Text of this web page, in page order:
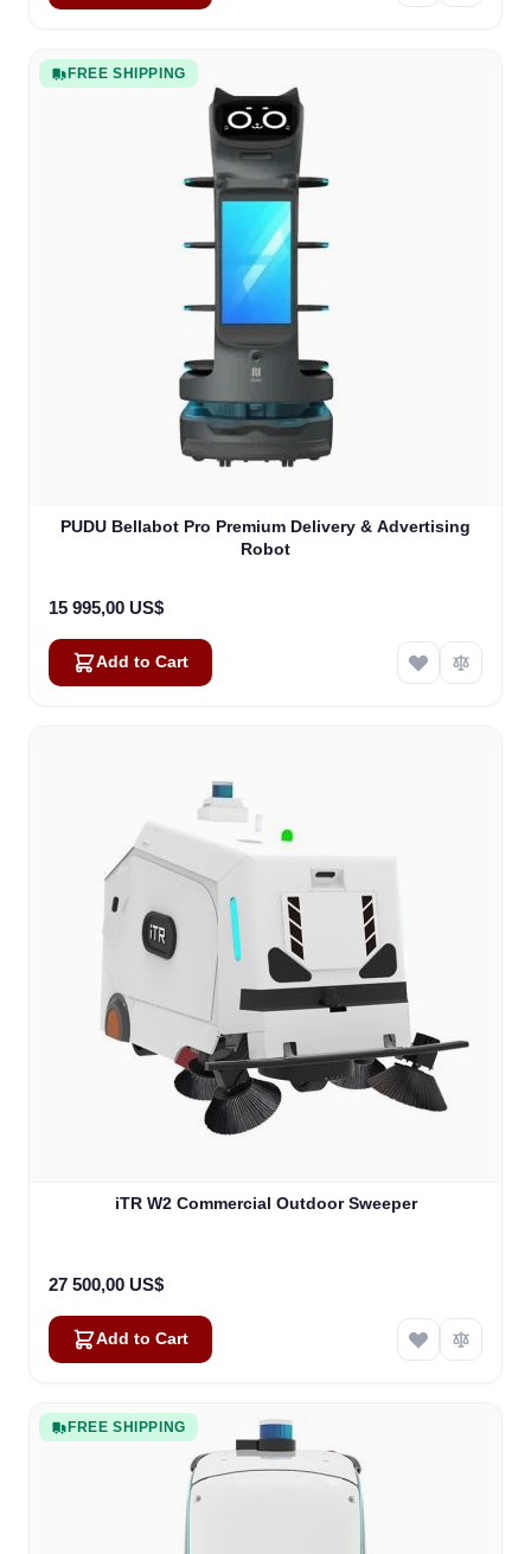
FREE SHIPPING
PUDU Bellabot Pro Premium Delivery & Advertising
Robot
15 995,00 US$
Add to Cart
iTR W2 Commercial Outdoor Sweeper
27 500,00 US$
Add to Cart
FREE SHIPPING